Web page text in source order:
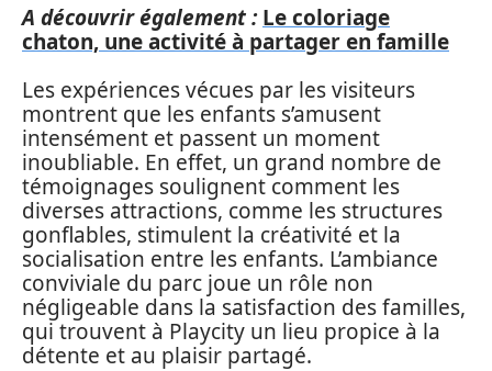
A découvrir également : Le coloriage
chaton, une activité à partager en famille
Les expériences vécues par les visiteurs
montrent que les enfants s’amusent
intensément et passent un moment
inoubliable. En effet, un grand nombre de
témoignages soulignent comment les
diverses attractions, comme les structures
gonflables, stimulent la créativité et la
socialisation entre les enfants. L’ambiance
conviviale du parc joue un rôle non
négligeable dans la satisfaction des familles,
qui trouvent à Playcity un lieu propice à la
détente et au plaisir partagé.